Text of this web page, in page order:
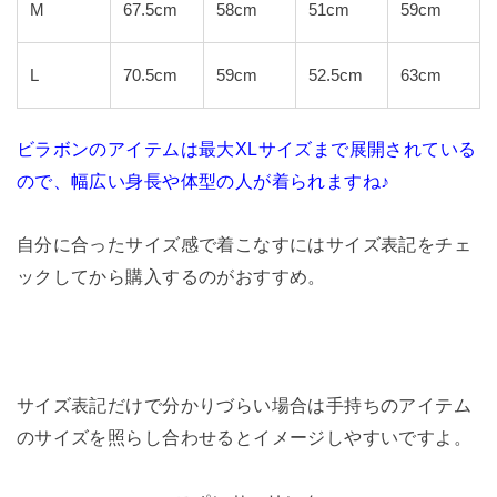
M 67.5cm 58cm 51cm 59cm
L 70.5cm 59cm 52.5cm 63cm
ビラボンのアイテムは最大XLサイズまで展開されている
ので、幅広い身長や体型の人が着られますね♪
自分に合ったサイズ感で着こなすにはサイズ表記をチェ
ックしてから購入するのがおすすめ。
サイズ表記だけで分かりづらい場合は手持ちのアイテム
のサイズを照らし合わせるとイメージしやすいですよ。